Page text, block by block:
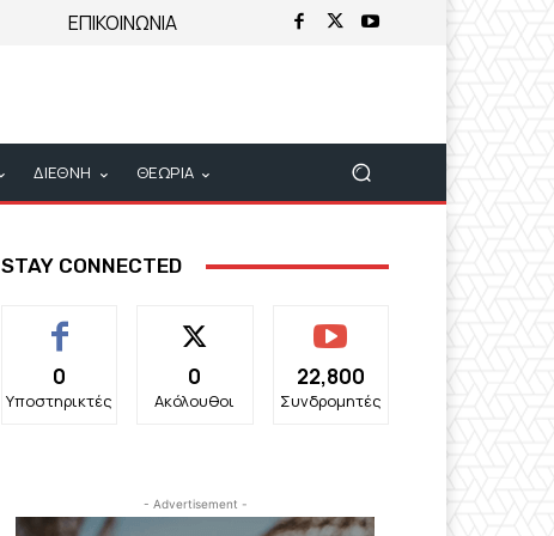
ΕΠΙΚΟΙΝΩΝΙΑ
ΔΙΕΘΝΗ ΘΕΩΡΙΑ
STAY CONNECTED
0
Υποστηρικτές
0
Ακόλουθοι
22,800
Συνδρομητές
- Advertisement -